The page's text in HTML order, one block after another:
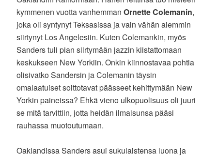
kymmenen vuotta vanhemmanOrnette Colemanin,
joka oli syntynyt Teksasissa ja vain vähän aiemmin
siirtynyt Los Angelesiin. Kuten Colemankin, myös
Sanders tuli pian siirtymään jazzin kiistattomaan
keskukseen New Yorkiin. Onkin kiinnostavaa pohtia
olisivatko Sandersin ja Colemanin täysin
omalaatuiset soittotavat päässeet kehittymään New
Yorkin paineissa? Ehkä vieno ulkopuolisuus oli juuri
se mitä tarvittiin, jotta heidän ilmaisunsa pääsi
rauhassa muotoutumaan.
Oaklandissa Sanders asui sukulaistensa luona ja